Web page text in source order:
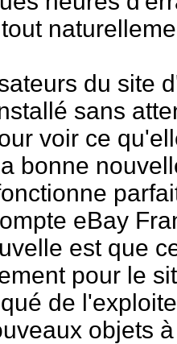
du site
sans
voir ce
bonne
eBay
est que
pour le
de
objets